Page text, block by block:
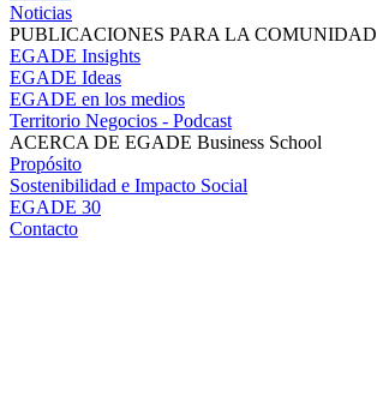
Noticias
PUBLICACIONES PARA LA COMUNIDAD
EGADE Insights
EGADE Ideas
EGADE en los medios
Territorio Negocios - Podcast
ACERCA DE EGADE Business School
Propósito
Sostenibilidad e Impacto Social
EGADE 30
Contacto